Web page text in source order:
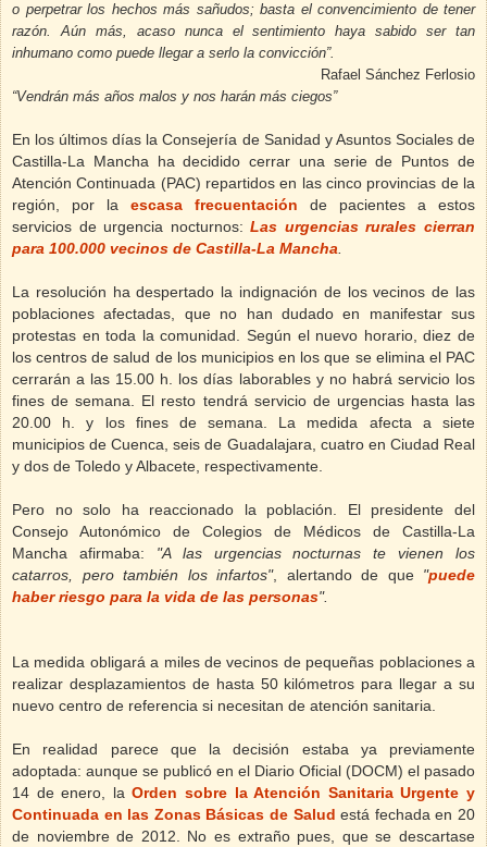
o perpetrar los hechos más sañudos; basta el convencimiento de tener
razón. Aún más, acaso nunca el sentimiento haya sabido ser tan
inhumano como puede llegar a serlo la convicción”.
Rafael Sánchez Ferlosio
“Vendrán más años malos y nos harán más ciegos”
En los últimos días la Consejería de Sanidad y Asuntos Sociales de
Castilla-La Mancha ha decidido cerrar una serie de Puntos de
Atención Continuada (PAC) repartidos en las cinco provincias de la
región, por la escasa frecuentación de pacientes a estos
servicios de urgencia nocturnos:Las urgencias rurales cierran
para 100.000 vecinos de Castilla-La Mancha
La resolución ha despertado la indignación de los vecinos de las
poblaciones afectadas, que no han dudado en manifestar sus
protestas en toda la comunidad. Según el nuevo horario, diez de
los centros de salud de los municipios en los que se elimina el PAC
cerrarán a las 15.00 h. los días laborables y no habrá servicio los
fines de semana. El resto tendrá servicio de urgencias hasta las
20.00 h. y los fines de semana. La medida afecta a siete
municipios de Cuenca, seis de Guadalajara, cuatro en Ciudad Real
y dos de Toledo y Albacete, respectivamente.
Pero no solo ha reaccionado la población. El presidente del
Consejo Autonómico de Colegios de Médicos de Castilla-La
Mancha afirmaba: "A las urgencias nocturnas te vienen los
catarros, pero también los infartos", alertando de que "puede
haber riesgo para la vida de las personas".
La medida obligará a miles de vecinos de pequeñas poblaciones a
realizar desplazamientos de hasta 50 kilómetros para llegar a su
nuevo centro de referencia si necesitan de atención sanitaria.
En realidad parece que la decisión estaba ya previamente
adoptada: aunque se publicó en el Diario Oficial (DOCM) el pasado
14 de enero, laOrdensobre la Atención Sanitaria Urgente y
Continuada en las Zonas Básicas de Salud está fechada en 20
de noviembre de 2012. No es extraño pues, que se descartase